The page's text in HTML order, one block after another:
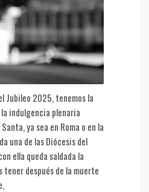
Jubileo 2025, tenemos la
indulgencia plenaria
ya sea en Roma o en la
una de las Diócesis del
ella queda saldada la
tener después de la muerte